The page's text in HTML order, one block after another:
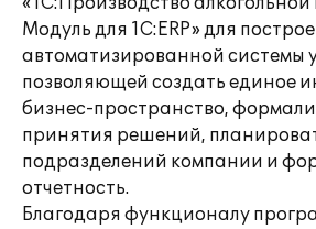
Модуль для 1С:ERP» для
автоматизированной системы
позволяющей создать единое
бизнес-пространство,
принятия решений,
подразделений компании и
отчетность.
Благодаря функционалу